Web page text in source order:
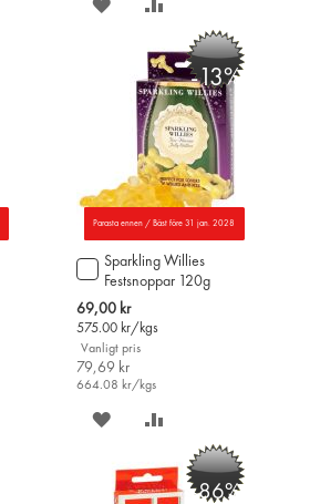
SPARA
ÖNSKELISTAN
JÄMFÖR
Parasta ennen / Bäst före 31 jan. 2028
-13%
Sparkling Willies
Festsnoppar 120g
Special
Price
69,00 kr
575.00 kr/kgs
Vanligt pris
79,69 kr
664.08 kr/kgs
Lägg
till
i
varukorgen
SPARA
ÖNSKELISTAN
JÄMFÖR
-86%